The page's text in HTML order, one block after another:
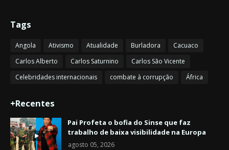
Tags
Angola Ativismo Atualidade Burladora
Cacuaco
Carlos Alberto
Carlos Saturnino
Carlos São Vicente
Celebridades internacionais
combate à corrupção África
+Recentes
Pai Profeta o bofia do Sinse que faz
trabalho de baixa visibilidade na Europa
agosto 05, 2026